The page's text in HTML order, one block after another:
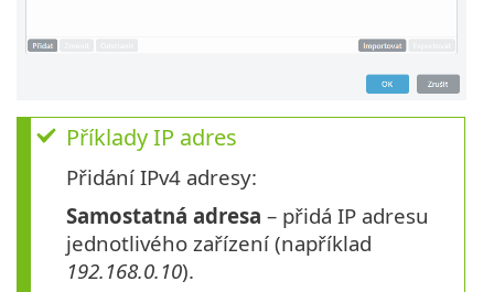
Příklady IP adres
Přidání IPv4 adresy:
Samostatná adresa – přidá IP adresu
jednotlivého zařízení (například
192.168.0.10).